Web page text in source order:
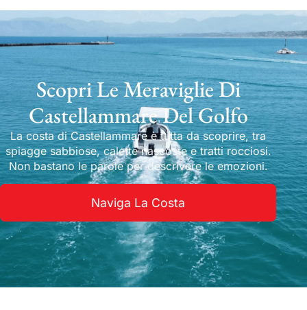
Scopri Le Meraviglie Di
Castellammare Del Golfo
La costa di Castellammare è tutta da scoprire, tra
spiagge sabbiose, calette nascoste e tratti rocciosi.
Non bastano le parole per descrivere le emozioni.
Naviga La Costa